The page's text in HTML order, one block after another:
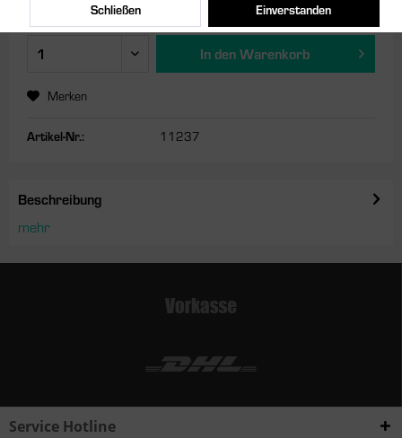
In den Warenkorb
Merken
Artikel-Nr.: 11237
Beschreibung
mehr
Service Hotline
Einverstanden
Schließen